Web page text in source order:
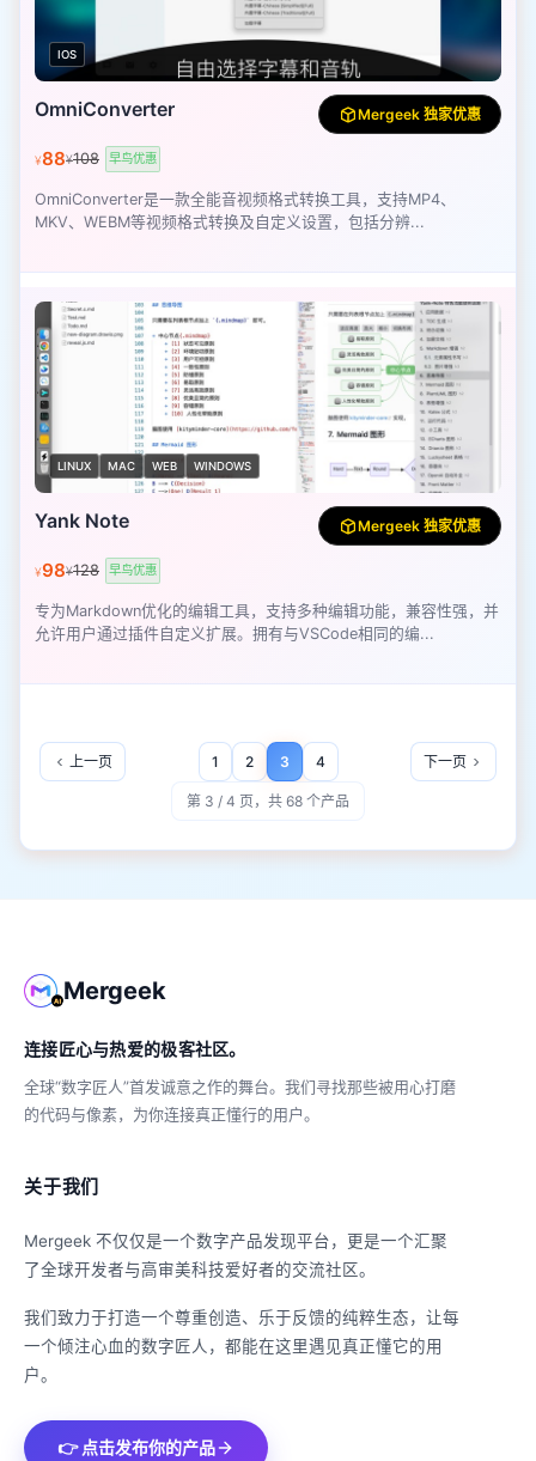
IOS
OmniConverter Mergeek 独家优惠
¥88¥108 早鸟优惠
OmniConverter是一款全能音视频格式转换工具，支持MP4、
MKV、WEBM等视频格式转换及自定义设置，包括分辨...
LINUX MAC WEB WINDOWS
Yank Note Mergeek 独家优惠
¥98¥128 早鸟优惠
专为Markdown优化的编辑工具，支持多种编辑功能，兼容性强，并
允许用户通过插件自定义扩展。拥有与VSCode相同的编...
上一页 1 2 3 4 下一页
第 3 / 4 页，共 68 个产品
Mergeek
连接匠心与热爱的极客社区。
全球“数字匠人”首发诚意之作的舞台。我们寻找那些被用心打磨
的代码与像素，为你连接真正懂行的用户。
关于我们
Mergeek 不仅仅是一个数字产品发现平台，更是一个汇聚
了全球开发者与高审美科技爱好者的交流社区。
我们致力于打造一个尊重创造、乐于反馈的纯粹生态，让每
一个倾注心血的数字匠人，都能在这里遇见真正懂它的用
户。
👉 点击发布你的产品